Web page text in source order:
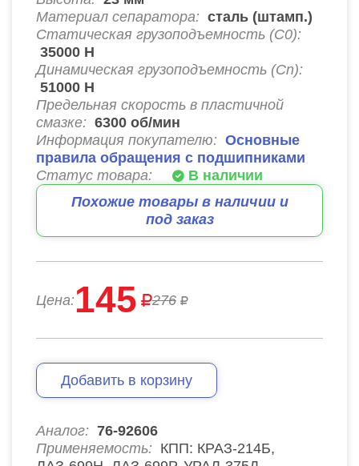
Материал сепаратора: сталь (штамп.)
Статическая грузоподъемность (C0):
35000 Н
Динамическая грузоподъемность (Cn):
51000 Н
Предельная скорость в пластичной
смазке: 6300 об/мин
Информация покупателю: Основные
правила обращения с подшипниками
Статус товара:
В наличии
Похожие товары в наличии и
под заказ
Цена:145 276
Добавить в корзину
Аналог: 76-92606
Применяемость: КПП: КРАЗ-214Б,